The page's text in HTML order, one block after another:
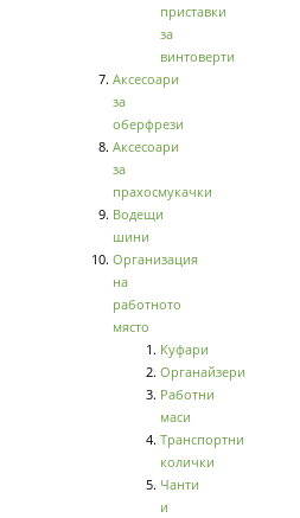
приставки
за
винтоверти
Аксесоари
за
оберфрези
Аксесоари
за
прахосмукачки
Водещи
шини
Организация
на
работното
място
Куфари
Органайзери
Работни
маси
Транспортни
колички
Чанти
и